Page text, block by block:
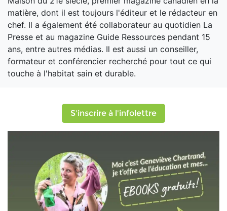
matière, dont il est toujours l'éditeur et le rédacteur en
chef. Il a également été collaborateur au quotidien La
Presse et au magazine Guide Ressources pendant 15
ans, entre autres médias. Il est aussi un conseiller,
formateur et conférencier recherché pour tout ce qui
touche à l'habitat sain et durable.
S'inscrire à l'infolettre